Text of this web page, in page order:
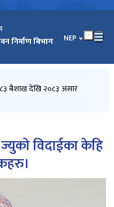
निर्माण बिभाग भाषा चयन गर्नुहोस्
NEP
बैशाख देखि २०८३ असार
: Procurement of
GOODS/ 05/082-83 )
विदाईका केहि